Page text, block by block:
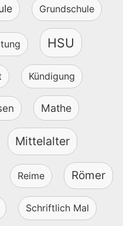
Grundschule
HSU
Kündigung
Mathe
Mittelalter
Reime Römer
Schriftlich Mal